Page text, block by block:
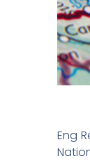
Eng